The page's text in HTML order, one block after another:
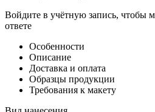
Войдите в учётную запись, чтобы
ответе
Особенности
Описание
Доставка и оплата
Образцы продукции
Требования к макету